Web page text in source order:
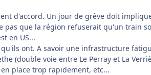
d'accord. Un jour de grève doit
pas que la région refuserait qu'un train
en US...
ont. A savoir une infrastructure
(double voie entre Le Perray et La
place trop rapidement, etc...